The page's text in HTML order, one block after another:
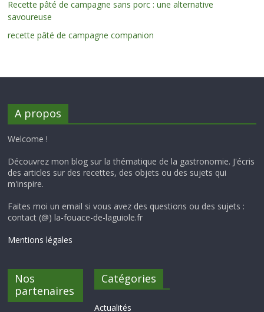
Recette pâté de campagne sans porc : une alternative
savoureuse
recette pâté de campagne companion
A propos
Welcome !
Découvrez mon blog sur la thématique de la gastronomie. J'écris
des articles sur des recettes, des objets ou des sujets qui
m'inspire.
Faites moi un email si vous avez des questions ou des sujets :
contact (@) la-fouace-de-laguiole.fr
Mentions légales
Nos
partenaires
Catégories
Actualités